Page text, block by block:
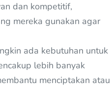
dan kompetitif,
mereka gunakan agar
ada kebutuhan untuk
lebih banyak
menciptakan atau